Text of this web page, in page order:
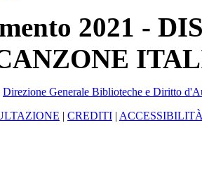
2021 -
Direzione Generale Biblioteche e Diritto
| CREDITI |